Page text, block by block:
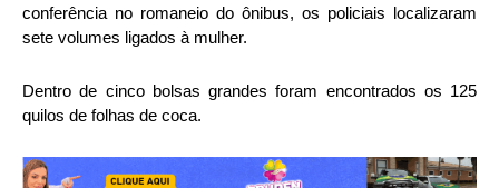
conferência no romaneio do ônibus, os policiais localizaram
sete volumes ligados à mulher.
Dentro de cinco bolsas grandes foram encontrados os 125
quilos de folhas de coca.